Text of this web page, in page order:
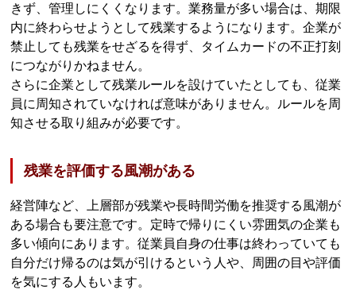
きず、管理しにくくなります。業務量が多い場合は、期限
内に終わらせようとして残業するようになります。企業が
禁止しても残業をせざるを得ず、タイムカードの不正打刻
につながりかねません。
さらに企業として残業ルールを設けていたとしても、従業
員に周知されていなければ意味がありません。ルールを周
知させる取り組みが必要です。
残業を評価する風潮がある
経営陣など、上層部が残業や長時間労働を推奨する風潮が
ある場合も要注意です。定時で帰りにくい雰囲気の企業も
多い傾向にあります。従業員自身の仕事は終わっていても
自分だけ帰るのは気が引けるという人や、周囲の目や評価
を気にする人もいます。